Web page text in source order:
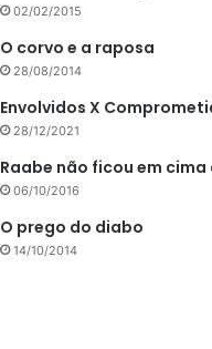
02/02/2015
O corvo e a raposa
28/08/2014
Envolvidos X
28/12/2021
Raabe não ficou em cima
06/10/2016
O prego do diabo
14/10/2014